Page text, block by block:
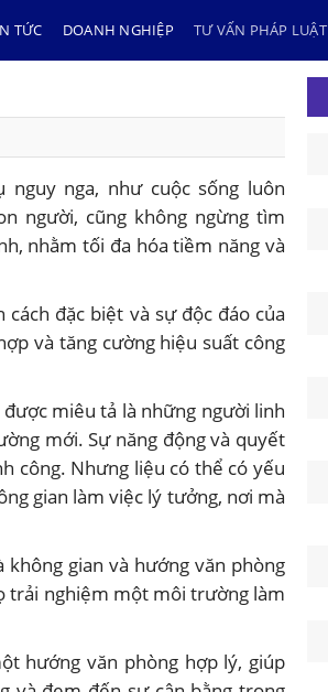
TỨC DOANH NGHIỆP TƯ VẤN PHÁP LUẬT
nga, như cuộc sống luôn
người, cũng không ngừng tìm
nhằm tối đa hóa tiềm năng và
đặc biệt và sự độc đáo của
và tăng cường hiệu suất công
miêu tả là những người linh
mới. Sự năng động và quyết
công. Nhưng liệu có thể có yếu
gian làm việc lý tưởng, nơi mà
gian và hướng văn phòng
trải nghiệm một môi trường làm
hướng văn phòng hợp lý, giúp